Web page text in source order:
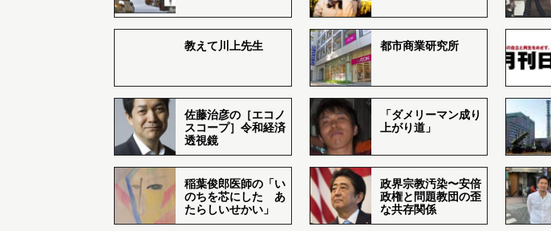
教えて川上先生 都市商業研究所
佐藤治彦の［エコノ
スコープ］令和経済
透視鏡
「ダメリーマン成り
上がり道」
稲葉俊郎医師の「い
のちを芯にした あ
たらしいせかい」
政界宗教汚染〜安倍
政権と問題教団の歪
な共存関係